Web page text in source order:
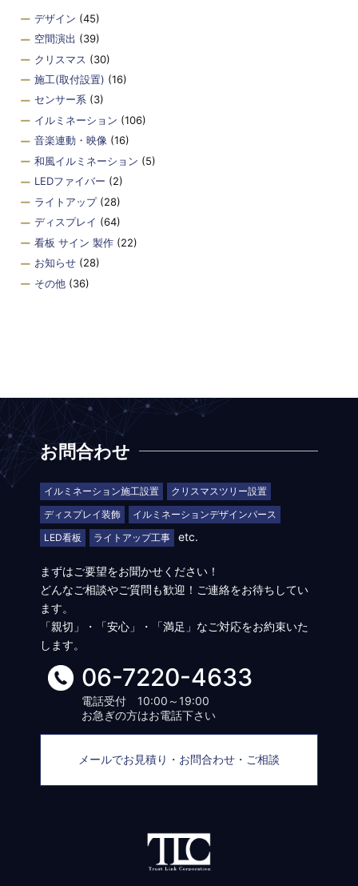
デザイン (45)
空間演出 (39)
クリスマス (30)
施工(取付設置) (16)
センサー系 (3)
イルミネーション (106)
音楽連動・映像 (16)
和風イルミネーション (5)
LEDファイバー (2)
ライトアップ(28)
ディスプレイ (64)
看板 サイン 製作 (22)
お知らせ (28)
その他 (36)
お問合わせ
イルミネーション施工設置
クリスマスツリー設置
ディスプレイ装飾
イルミネーションデザインパース
LED看板
ライトアップ工事 etc.
まずはご要望をお聞かせください！
どんなご相談やご質問も歓迎！ご連絡をお待ちしてい
ます。
「親切」・「安心」・「満足」なご対応をお約束いた
します。
06-7220-4633
電話受付 10:00～19:00
お急ぎの方はお電話下さい
メールでお見積り・お問合わせ・ご相談